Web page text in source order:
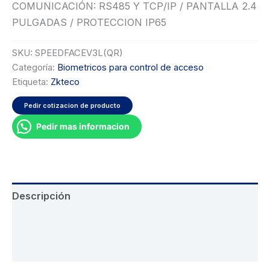
COMUNICACIÓN: RS485 Y TCP/IP / PANTALLA 2.4
PULGADAS / PROTECCION IP65
SKU: SPEEDFACEV3L(QR)
Categoría: Biometricos para control de acceso
Etiqueta: Zkteco
Pedir cotizacion de producto
Pedir mas informacion
Descripción